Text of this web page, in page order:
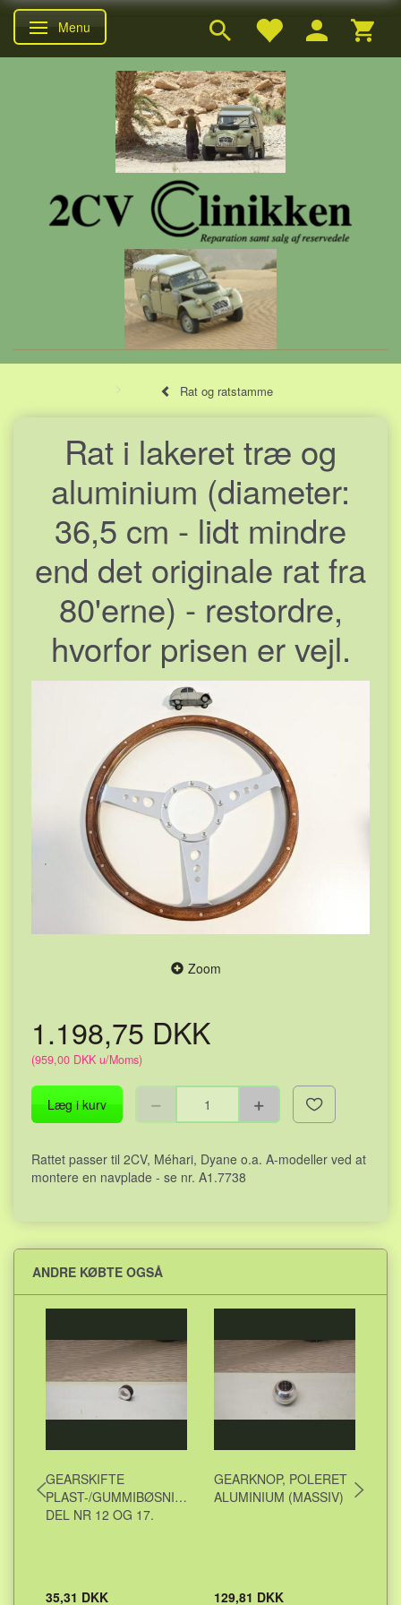
Skifte navigation
Menu
Rat og ratstamme
Rat i lakeret træ og
aluminium (diameter:
36,5 cm - lidt mindre
end det originale rat fra
80'erne) - restordre,
hvorfor prisen er vejl.
Zoom
1.198,75 DKK
(959,00 DKK u/Moms)
Læg i kurv
Rattet passer til 2CV, Méhari, Dyane o.a. A-modeller ved at
montere en navplade - se nr. A1.7738
ANDRE KØBTE OGSÅ
GEARSKIFTE
PLAST-/GUMMIBØSNING.
DEL NR 12 OG 17.
35,31 DKK
GEARKNOP, POLERET
ALUMINIUM (MASSIV)
129,81 DKK